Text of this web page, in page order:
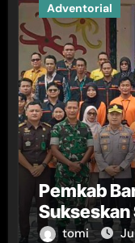
Adventorial
Pemkab
Sukseskan
tomi